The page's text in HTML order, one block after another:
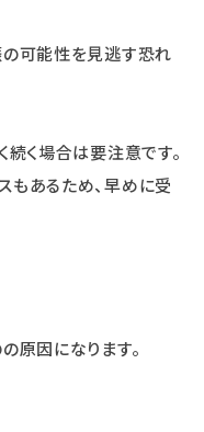
可能性を見逃す恐れ
続く場合は要注意です。
あるため、早めに受
原因になります。